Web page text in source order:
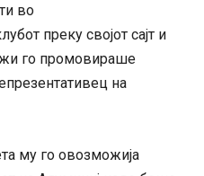
во
преку својот сајт и
го промовираше
на
му го овозможија